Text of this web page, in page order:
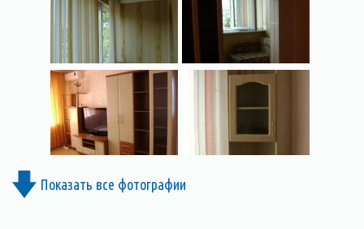
Показать все фотографии